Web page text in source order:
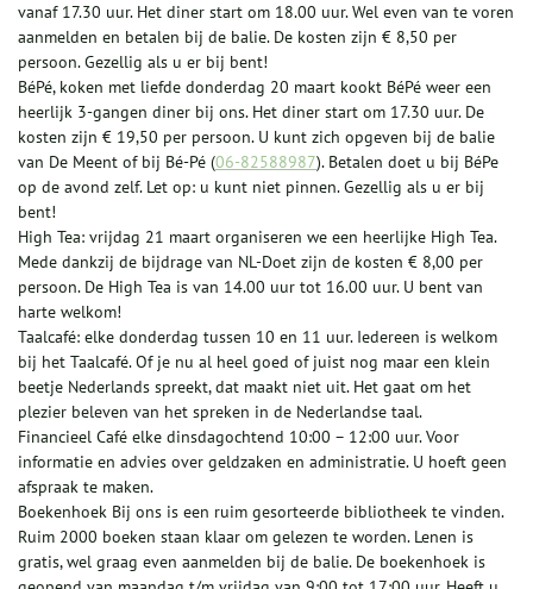
vanaf 17.30 uur. Het diner start om 18.00 uur. Wel even van te voren
aanmelden en betalen bij de balie. De kosten zijn € 8,50 per
persoon. Gezellig als u er bij bent!
BéPé, koken met liefde donderdag 20 maart kookt BéPé weer een
heerlijk 3-gangen diner bij ons. Het diner start om 17.30 uur. De
kosten zijn € 19,50 per persoon. U kunt zich opgeven bij de balie
van De Meent of bij Bé-Pé (06-82588987). Betalen doet u bij BéPe
op de avond zelf. Let op: u kunt niet pinnen. Gezellig als u er bij
bent!
High Tea: vrijdag 21 maart organiseren we een heerlijke High Tea.
Mede dankzij de bijdrage van NL-Doet zijn de kosten € 8,00 per
persoon. De High Tea is van 14.00 uur tot 16.00 uur. U bent van
harte welkom!
Taalcafé: elke donderdag tussen 10 en 11 uur. Iedereen is welkom
bij het Taalcafé. Of je nu al heel goed of juist nog maar een klein
beetje Nederlands spreekt, dat maakt niet uit. Het gaat om het
plezier beleven van het spreken in de Nederlandse taal.
Financieel Café elke dinsdagochtend 10:00 – 12:00 uur. Voor
informatie en advies over geldzaken en administratie. U hoeft geen
afspraak te maken.
Boekenhoek Bij ons is een ruim gesorteerde bibliotheek te vinden.
Ruim 2000 boeken staan klaar om gelezen te worden. Lenen is
gratis, wel graag even aanmelden bij de balie. De boekenhoek is